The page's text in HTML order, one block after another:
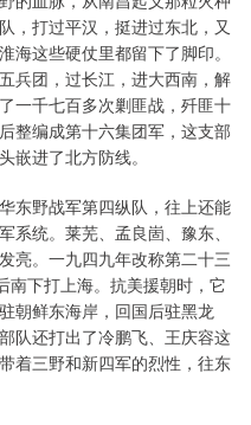
，打过平汉，挺进过东北，又
海这些硬仗里都留下了脚印。
兵团，过长江，进大西南，解
一千七百多次剿匪战，歼匪十
整编成第十六集团军，这支部
嵌进了北方防线。
东野战军第四纵队，往上还能
统。莱芜、孟良崮、豫东、
亮。一九四九年改称第二十三
南下打上海。抗美援朝时，它
朝鲜东海岸，回国后驻黑龙
队还打出了冷鹏飞、王庆容这
着三野和新四军的烈性，往东